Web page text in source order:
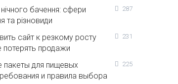
бачення: сфери
та різновиди
287
сайт к резкому росту
потерять продажи
231
для пищевых
и правила выбора
225